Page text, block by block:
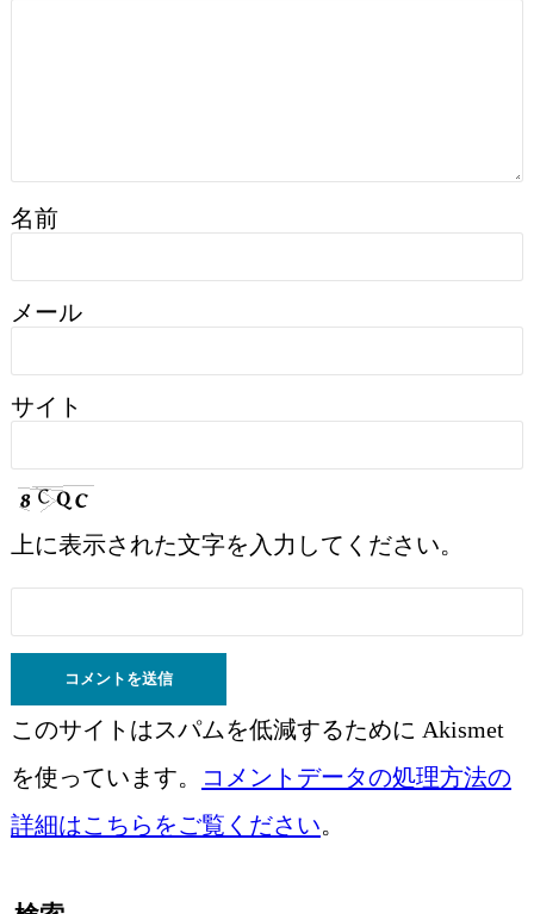
名前
メール
サイト
上に表示された文字を入力してください。
このサイトはスパムを低減するために Akismet
を使っています。
コメントデータの処理方法の
詳細はこちらをご覧ください。